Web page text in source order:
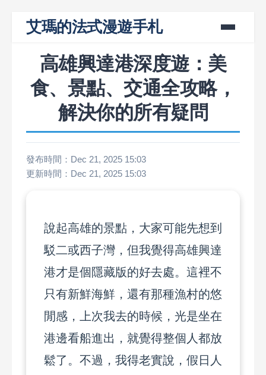
艾瑪的法式漫遊手札
高雄興達港深度遊：美
食、景點、交通全攻略，
解決你的所有疑問
發布時間：Dec 21, 2025 15:03
更新時間：Dec 21, 2025 15:03
說起高雄的景點，大家可能先想到
駁二或西子灣，但我覺得高雄興達
港才是個隱藏版的好去處。這裡不
只有新鮮海鮮，還有那種漁村的悠
閒感，上次我去的時候，光是坐在
港邊看船進出，就覺得整個人都放
鬆了。不過，我得老實說，假日人